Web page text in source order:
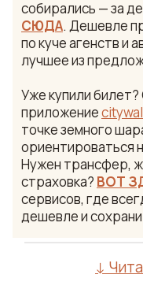
собирались — за
СЮДА. Дешевле
по куче агенств и
лучшее из
Уже купили
приложение
точке земного
ориентироваться
Нужен трансфер,
страховка? ВОТ
сервисов, где
дешевле и
↓